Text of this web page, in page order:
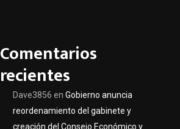
Comentarios
recientes
Dave3856 en Gobierno anuncia
reordenamiento del gabinete y
creación del Consejo Económico y